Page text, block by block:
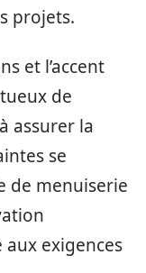
projets.
et l’accent
de
assurer la
se
de menuiserie
exigences